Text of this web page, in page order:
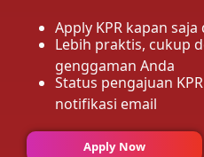
Apply KPR kapan
Lebih praktis, cukup
genggaman Anda
Status pengajuan
notifikasi email
Apply Now